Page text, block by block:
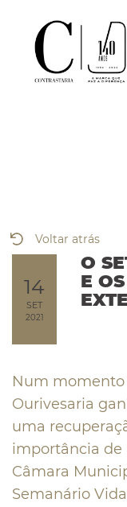
14
SET
2021
O
E
Voltar atrás
Num momento
Ourivesaria
uma
importância de
Câmara
Semanário